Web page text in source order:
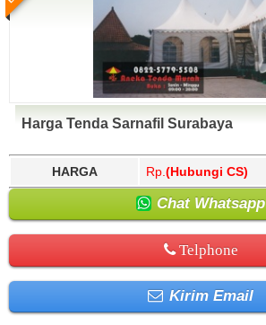
Harga Tenda Sarnafil Surabaya
HARGA Rp. (Hubungi CS)
Chat Whatsapp
Telphone
Kirim Email